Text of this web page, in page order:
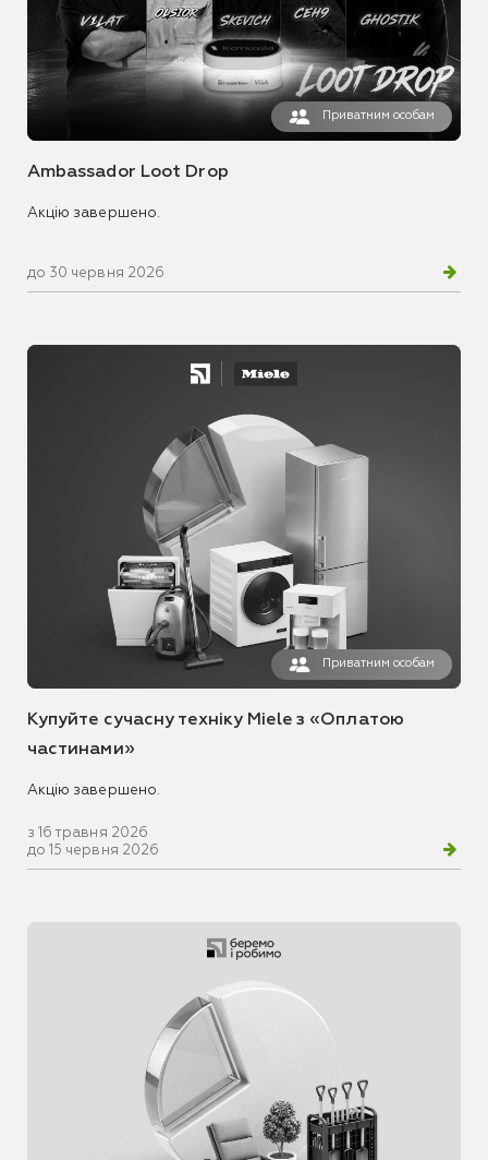
Приватним особам
Ambassador Loot Drop
Акцію завершено.
до 30 червня 2026
Приватним особам
Купуйте сучасну техніку Miele з «Оплатою
частинами»
Акцію завершено.
з 16 травня 2026
до 15 червня 2026